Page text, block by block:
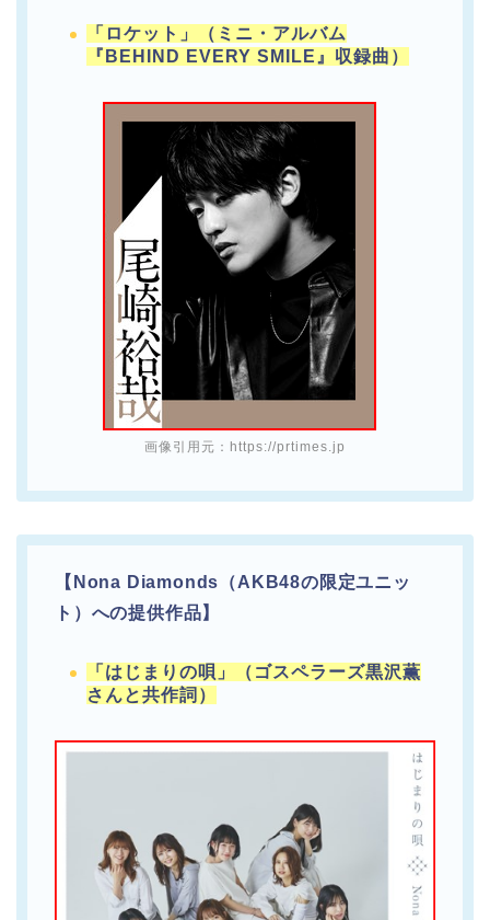
「ロケット」（ミニ・アルバム
『BEHIND EVERY SMILE』収録曲）
画像引用元：https://prtimes.jp
【Nona Diamonds（AKB48の限定ユニッ
ト）への提供作品】
「はじまりの唄」（ゴスペラーズ黒沢薫
さんと共作詞）